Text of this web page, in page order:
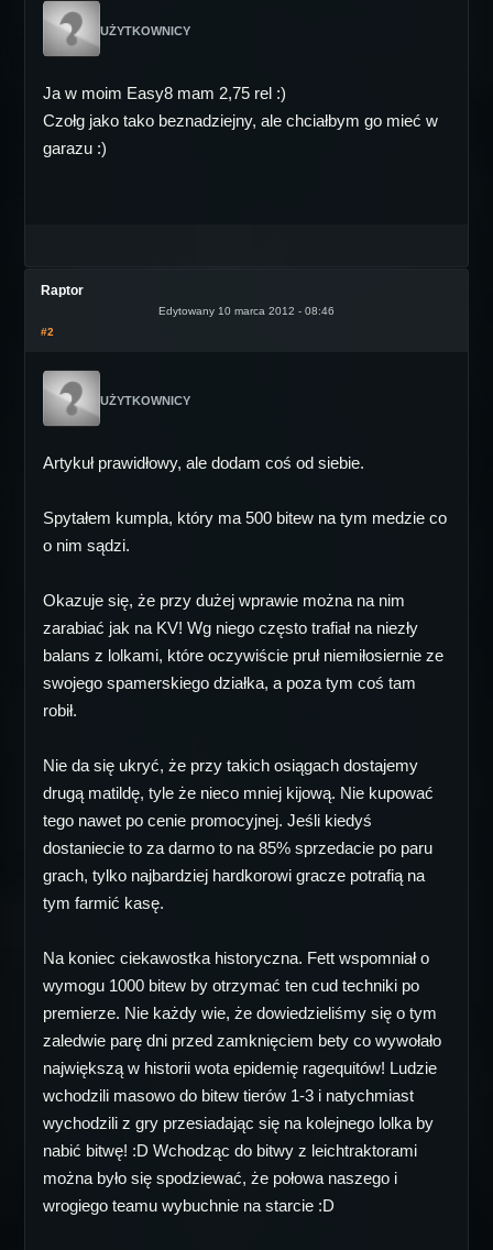
UŻYTKOWNICY
Ja w moim Easy8 mam 2,75 rel :)
Czołg jako tako beznadziejny, ale chciałbym go mieć w
garazu :)
Raptor
Edytowany 10 marca 2012 - 08:46
#2
UŻYTKOWNICY
Artykuł prawidłowy, ale dodam coś od siebie.
Spytałem kumpla, który ma 500 bitew na tym medzie co
o nim sądzi.
Okazuje się, że przy dużej wprawie można na nim
zarabiać jak na KV! Wg niego często trafiał na niezły
balans z lolkami, które oczywiście pruł niemiłosiernie ze
swojego spamerskiego działka, a poza tym coś tam
robił.
Nie da się ukryć, że przy takich osiągach dostajemy
drugą matildę, tyle że nieco mniej kijową. Nie kupować
tego nawet po cenie promocyjnej. Jeśli kiedyś
dostaniecie to za darmo to na 85% sprzedacie po paru
grach, tylko najbardziej hardkorowi gracze potrafią na
tym farmić kasę.
Na koniec ciekawostka historyczna. Fett wspomniał o
wymogu 1000 bitew by otrzymać ten cud techniki po
premierze. Nie każdy wie, że dowiedzieliśmy się o tym
zaledwie parę dni przed zamknięciem bety co wywołało
największą w historii wota epidemię ragequitów! Ludzie
wchodzili masowo do bitew tierów 1-3 i natychmiast
wychodzili z gry przesiadając się na kolejnego lolka by
nabić bitwę! :D Wchodząc do bitwy z leichtraktorami
można było się spodziewać, że połowa naszego i
wrogiego teamu wybuchnie na starcie :D